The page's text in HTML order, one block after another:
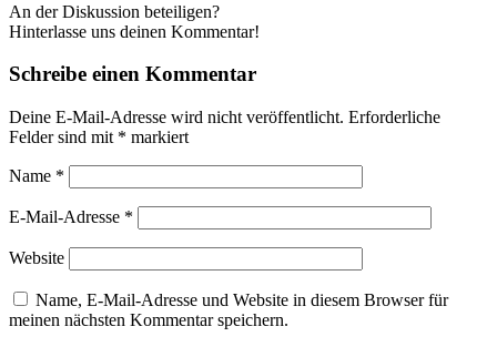
An der Diskussion beteiligen?
Hinterlasse uns deinen Kommentar!
Schreibe einen Kommentar
Deine E-Mail-Adresse wird nicht veröffentlicht. Erforderliche
Felder sind mit * markiert
Name *
E-Mail-Adresse *
Website
Name, E-Mail-Adresse und Website in diesem Browser für
meinen nächsten Kommentar speichern.